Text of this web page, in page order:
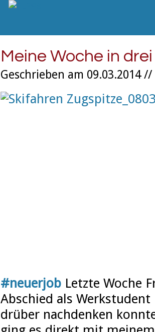
Meine Woche in
Geschrieben am 09.03.2014 //
#neuerjob Letzte Woche
Abschied als
drüber nachdenken